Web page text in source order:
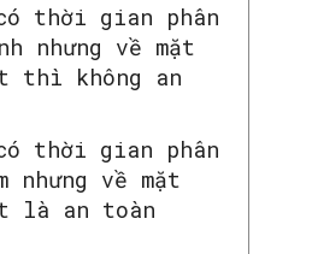
thời gian phân
nhưng về mặt
thì không an
thời gian phân
nhưng về mặt
là an toàn